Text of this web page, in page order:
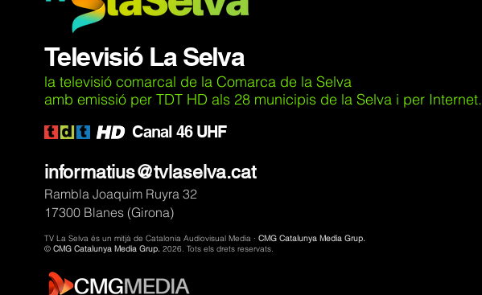
Televisió La Selva
la televisió comarcal de la Comarca de la Selva
amb emissió per TDT HD als 28 municipis de la Selva i per Internet.
Canal 46 UHF
informatius@tvlaselva.cat
Rambla Joaquim Ruyra 32
17300 Blanes (Girona)
TV La Selva és un mitjà de Catalonia Audiovisual Media · CMG Catalunya Media Grup.
© CMG Catalunya Media Grup. 2026. Tots els drets reservats.